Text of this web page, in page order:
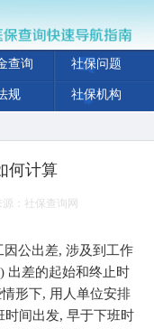
查询 社保问题
规 社保机构
何计算
源：社保查询网
公出差, 涉及到工作
差的起始和终止时
形下, 用人单位安排
时间出发, 早于下班时